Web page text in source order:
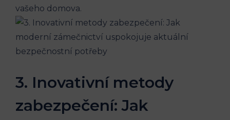
vašeho domova.
3. Inovativní metody
zabezpečení: Jak